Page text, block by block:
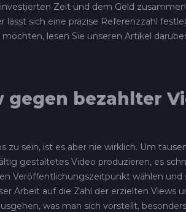
Zeit und dem Geld
sich eine präzise Referenzzahl
lesen Sie unseren Artikel
gegen bezahlter
zu sein, ist es aber nie wirklich. Um
gestaltetes Video produzieren, es
Veröffentlichungszeitpunkt wählen
Arbeit auf die Zahl der erzielten Views
was man sich vorstellt,